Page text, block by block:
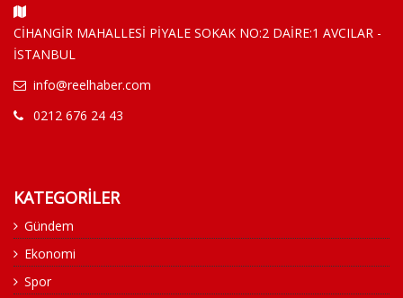
CİHANGİR MAHALLESİ PİYALE SOKAK NO:2 DAİRE:1 AVCILAR -
İSTANBUL
info@reelhaber.com
0212 676 24 43
KATEGORİLER
Gündem
Ekonomi
Spor